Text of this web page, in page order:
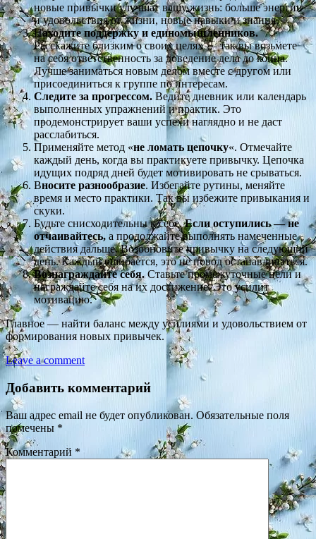
новые привычки улучшат вашу жизнь: больше энергии
и удовольствия от жизни, новые навыки и знания.
Находите поддержку и единомышленников.
Расскажите близким о своих целях — так вы возьмете
на себя ответственность за доведение дела до конца.
Лучше заниматься новым делом вместе с другом или
присоединиться к группе по интересам.
Следите за прогрессом. Ведите дневник или календарь
выполненных упражнений и практик. Это
продемонстрирует ваши успехи наглядно и не даст
расслабиться.
Применяйте метод «не ломать цепочку«. Отмечайте
каждый день, когда вы практикуете привычку. Цепочка
идущих подряд дней будет мотивировать не срываться.
Вносите разнообразие. Избегайте рутины, меняйте
время и место практики. Так вы избежите привыкания и
скуки.
Будьте снисходительны к себе.Если оступились — не
отчаивайтесь, а продолжайте выполнять намеченные
действия дальше. Возобновите привычку на следующий
день. Каждый ошибается, это не повод останавливаться.
Вознаграждайте себя.Ставьте промежуточные цели и
награждайте себя на их достижение. Это усилит
мотивацию.
Главное — найти баланс между усилиями и удовольствием от
формирования новых привычек.
Leave a comment
Добавить комментарий
Ваш адрес email не будет опубликован. Обязательные поля
помечены *
Комментарий *